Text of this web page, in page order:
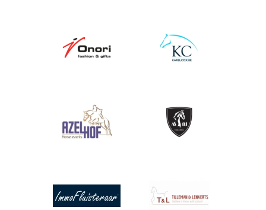
Afbeelding Afbeelding
Afbeelding Afbeelding
Afbeelding Afbeelding